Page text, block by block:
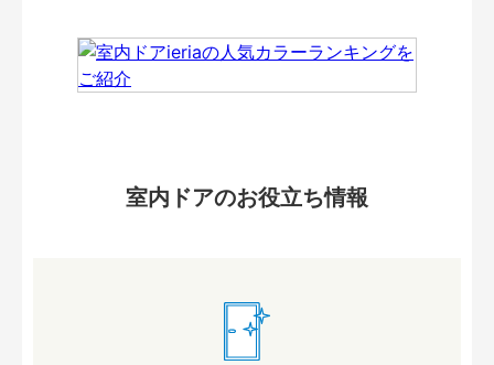
室内ドアのお役立ち情報